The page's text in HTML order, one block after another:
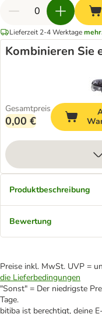
Lieferzeit 2-4 Werktage
Kombinieren Sie
Gesamtpreis
0,00 €
Produktbeschreibung
Bewertung
Preise inkl. MwSt. UVP =
die Lieferbedingungen
"Sonst" = Der niedrigste
Tage.
bitiba ist berechtigt, deine